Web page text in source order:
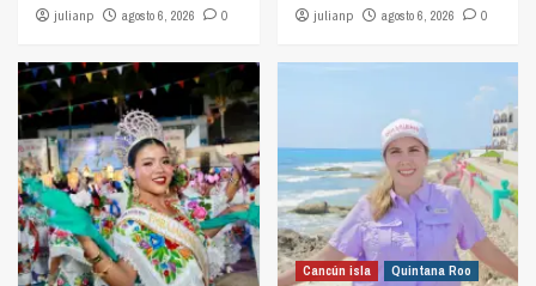
julianp agosto 6, 2026 0 julianp agosto 6, 2026 0
Cancún isla
Quintana Roo